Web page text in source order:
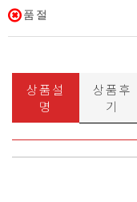
품절
상품설
명
상품후
기